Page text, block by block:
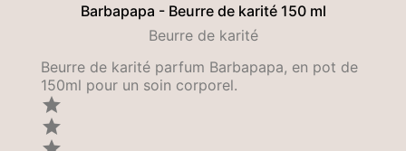
Barbapapa - Beurre de karité 150 ml
Beurre de karité
Beurre de karité parfum Barbapapa, en pot de
150ml pour un soin corporel.

